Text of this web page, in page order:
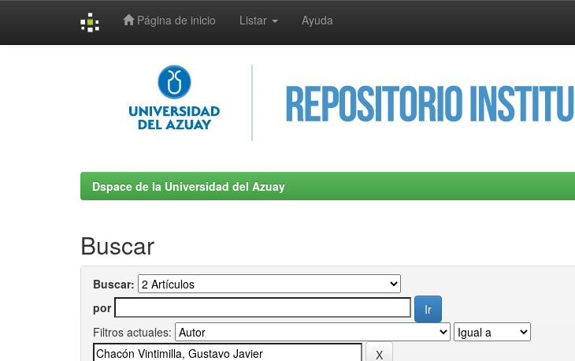
Página de inicio Listar Ayuda
Dspace de la Universidad del Azuay
Buscar
Buscar:
por
Filtros actuales: